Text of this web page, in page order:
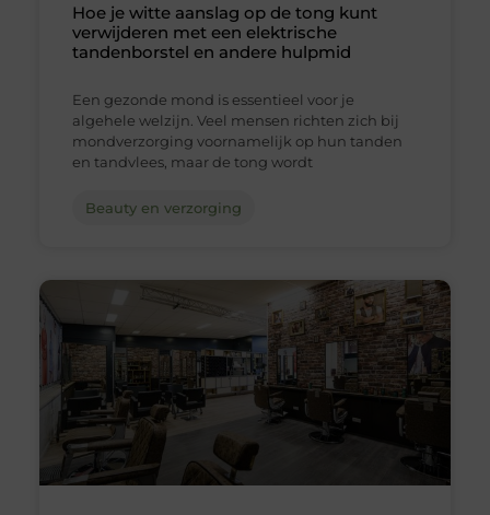
Hoe je witte aanslag op de tong kunt
verwijderen met een elektrische
tandenborstel en andere hulpmid
Een gezonde mond is essentieel voor je
algehele welzijn. Veel mensen richten zich bij
mondverzorging voornamelijk op hun tanden
en tandvlees, maar de tong wordt
Beauty en verzorging